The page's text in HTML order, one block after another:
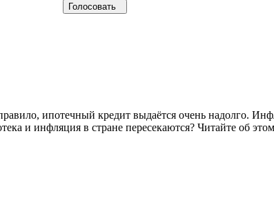
ипотечный кредит выдаётся очень надолго.
и инфляция в стране пересекаются? Читайте об